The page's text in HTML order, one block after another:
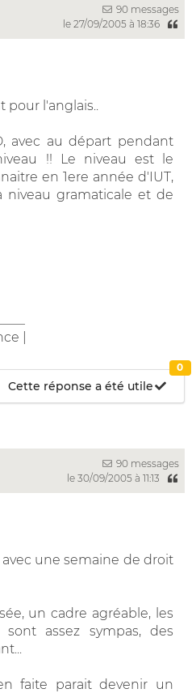
90 messages
le 27/09/2005 à 18:36
l'anglais..
avec au départ pendant
!! Le niveau est le
en 1ere année d'IUT,
niveau gramaticale et de
|
Cette réponse a été utile
0
90 messages
le 30/09/2005 à 11:13
une semaine de droit
un cadre agréable, les
assez sympas, des
faite parait devenir un